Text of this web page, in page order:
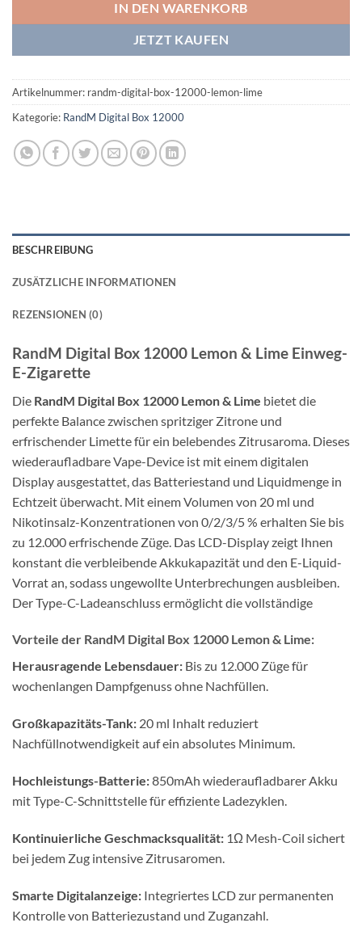
IN DEN WARENKORB
JETZT KAUFEN
Artikelnummer: randm-digital-box-12000-lemon-lime
Kategorie: RandM Digital Box 12000
BESCHREIBUNG
ZUSÄTZLICHE INFORMATIONEN
REZENSIONEN (0)
RandM Digital Box 12000 Lemon & Lime Einweg-
E-Zigarette
Die RandM Digital Box 12000 Lemon & Lime bietet die
perfekte Balance zwischen spritziger Zitrone und
erfrischender Limette für ein belebendes Zitrusaroma. Dieses
wiederaufladbare Vape-Device ist mit einem digitalen
Display ausgestattet, das Batteriestand und Liquidmenge in
Echtzeit überwacht. Mit einem Volumen von 20 ml und
Nikotinsalz-Konzentrationen von 0/2/3/5 % erhalten Sie bis
zu 12.000 erfrischende Züge. Das LCD-Display zeigt Ihnen
konstant die verbleibende Akkukapazität und den E-Liquid-
Vorrat an, sodass ungewollte Unterbrechungen ausbleiben.
Der Type-C-Ladeanschluss ermöglicht die vollständige
Vorteile der RandM Digital Box 12000 Lemon & Lime:
Herausragende Lebensdauer: Bis zu 12.000 Züge für
wochenlangen Dampfgenuss ohne Nachfüllen.
Großkapazitäts-Tank: 20 ml Inhalt reduziert
Nachfüllnotwendigkeit auf ein absolutes Minimum.
Hochleistungs-Batterie:850mAh wiederaufladbarer Akku
mit Type-C-Schnittstelle für effiziente Ladezyklen.
Kontinuierliche Geschmacksqualität: 1Ω Mesh-Coil sichert
bei jedem Zug intensive Zitrusaromen.
Smarte Digitalanzeige: Integriertes LCD zur permanenten
Kontrolle von Batteriezustand und Zuganzahl.